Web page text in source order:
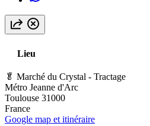
Lieu
🥬 Marché du Crystal - Tractage
Métro Jeanne d'Arc
Toulouse 31000
France
Google map et itinéraire